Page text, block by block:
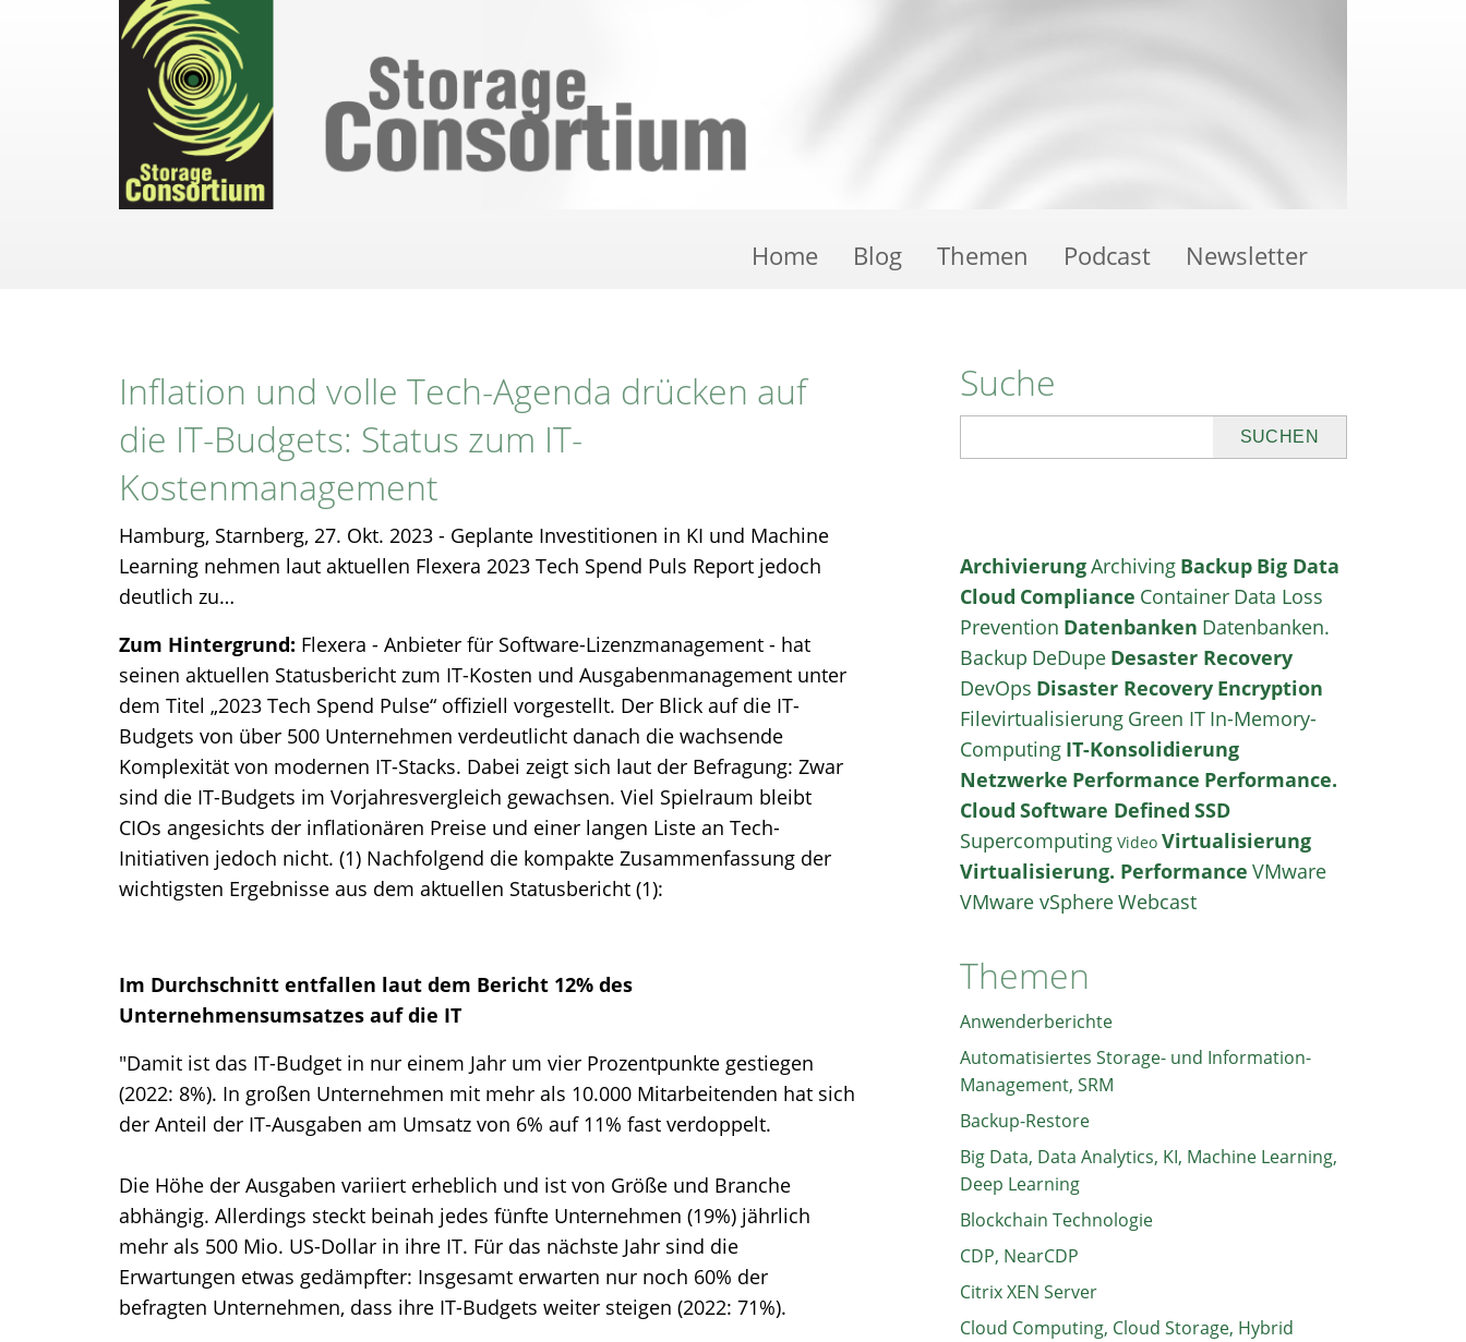
Home Blog Themen Podcast Newsletter
Inflation und volle Tech-Agenda drücken auf
die IT-Budgets: Status zum IT-
Kostenmanagement
Hamburg, Starnberg, 27. Okt. 2023 - Geplante Investitionen in KI und Machine
Learning nehmen laut aktuellen Flexera 2023 Tech Spend Puls Report jedoch
deutlich zu…
Zum Hintergrund: Flexera - Anbieter für Software-Lizenzmanagement - hat
seinen aktuellen Statusbericht zum IT-Kosten und Ausgabenmanagement unter
dem Titel „2023 Tech Spend Pulse“ offiziell vorgestellt. Der Blick auf die IT-
Budgets von über 500 Unternehmen verdeutlicht danach die wachsende
Komplexität von modernen IT-Stacks. Dabei zeigt sich laut der Befragung: Zwar
sind die IT-Budgets im Vorjahresvergleich gewachsen. Viel Spielraum bleibt
CIOs angesichts der inflationären Preise und einer langen Liste an Tech-
Initiativen jedoch nicht. (1) Nachfolgend die kompakte Zusammenfassung der
wichtigsten Ergebnisse aus dem aktuellen Statusbericht (1):
Im Durchschnitt entfallen laut dem Bericht 12% des
Unternehmensumsatzes auf die IT
"Damit ist das IT-Budget in nur einem Jahr um vier Prozentpunkte gestiegen
(2022: 8%). In großen Unternehmen mit mehr als 10.000 Mitarbeitenden hat sich
der Anteil der IT-Ausgaben am Umsatz von 6% auf 11% fast verdoppelt.
Die Höhe der Ausgaben variiert erheblich und ist von Größe und Branche
abhängig. Allerdings steckt beinah jedes fünfte Unternehmen (19%) jährlich
mehr als 500 Mio. US-Dollar in ihre IT. Für das nächste Jahr sind die
Erwartungen etwas gedämpfter: Insgesamt erwarten nur noch 60% der
befragten Unternehmen, dass ihre IT-Budgets weiter steigen (2022: 71%).
Suche
ArchivierungArchiving Backup Big Data
Cloud Compliance Container Data Loss
Prevention Datenbanken Datenbanken.
Backup DeDupe Desaster Recovery
DevOps Disaster Recovery Encryption
Filevirtualisierung Green IT In-Memory-
Computing IT-Konsolidierung
Netzwerke Performance Performance.
Cloud Software Defined SSD
Supercomputing Video Virtualisierung
Virtualisierung. Performance VMware
VMware vSphereWebcast
Themen
Anwenderberichte
Automatisiertes Storage- und Information-
Management, SRM
Backup-Restore
Big Data, Data Analytics, KI, Machine Learning,
Deep Learning
Blockchain Technologie
CDP, NearCDP
Citrix XEN Server
Cloud Computing, Cloud Storage, Hybrid